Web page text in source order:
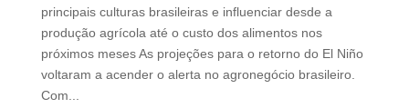
principais culturas brasileiras e influenciar desde a
produção agrícola até o custo dos alimentos nos
próximos meses As projeções para o retorno do El Niño
voltaram a acender o alerta no agronegócio brasileiro.
Com...